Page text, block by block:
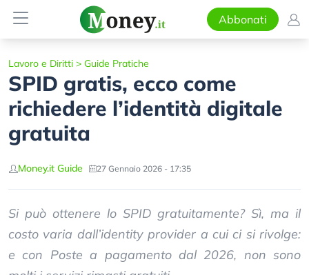
Abbonati
Lavoro e Diritti > Guide Pratiche
SPID gratis, ecco come
richiedere l’identità digitale
gratuita
Money.it Guide 27 Gennaio 2026 - 17:35
Si può ottenere lo SPID gratuitamente? Sì, ma il
costo varia dall’identity provider a cui ci si rivolge:
e con Poste a pagamento dal 2026, non sono